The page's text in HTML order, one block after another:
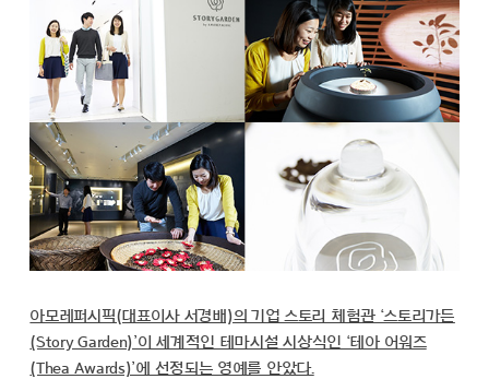
아모레퍼시픽(대표이사 서경배)의 기업 스토리 체험관 ‘스토리가든
(Story Garden)’이 세계적인 테마시설 시상식인 ‘테아 어워즈
(Thea Awards)’에 선정되는 영예를 안았다.